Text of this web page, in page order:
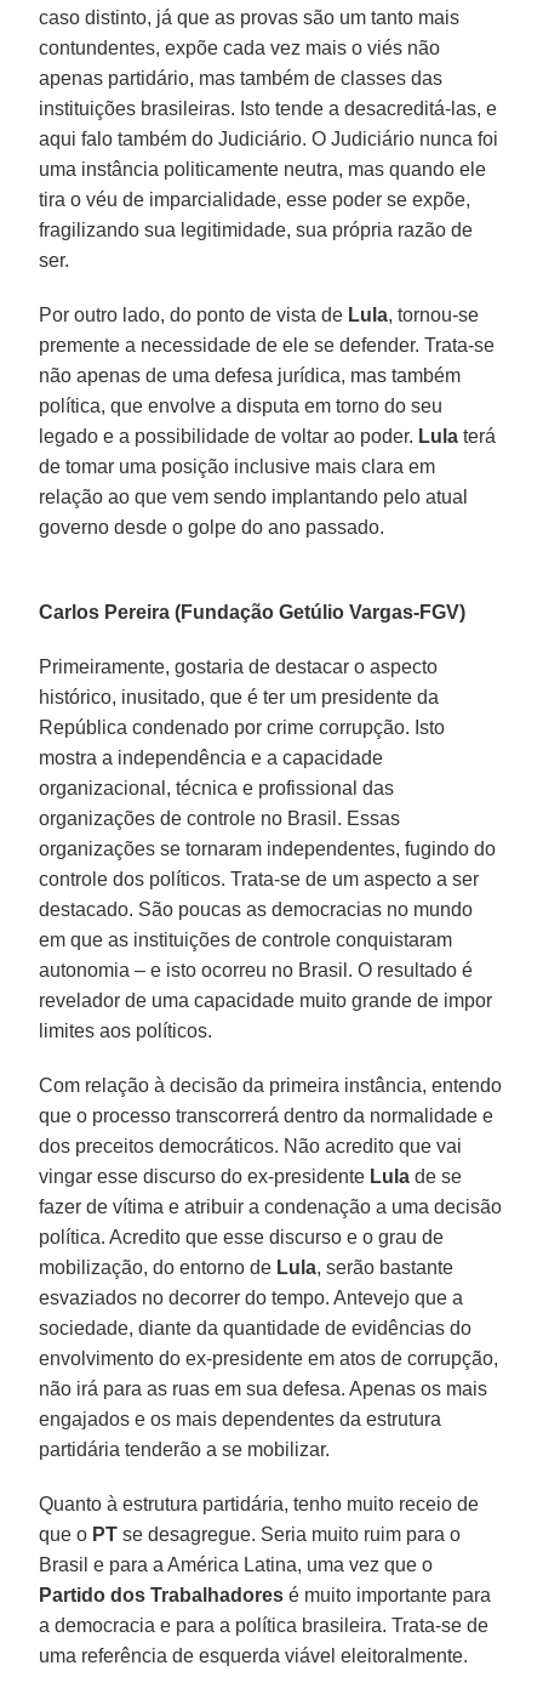
caso distinto, já que as provas são um tanto mais
contundentes, expõe cada vez mais o viés não
apenas partidário, mas também de classes das
instituições brasileiras. Isto tende a desacreditá-las, e
aqui falo também do Judiciário. O Judiciário nunca foi
uma instância politicamente neutra, mas quando ele
tira o véu de imparcialidade, esse poder se expõe,
fragilizando sua legitimidade, sua própria razão de
ser.
Por outro lado, do ponto de vista de Lula, tornou-se
premente a necessidade de ele se defender. Trata-se
não apenas de uma defesa jurídica, mas também
política, que envolve a disputa em torno do seu
legado e a possibilidade de voltar ao poder. Lula terá
de tomar uma posição inclusive mais clara em
relação ao que vem sendo implantando pelo atual
governo desde o golpe do ano passado.
Carlos Pereira (Fundação Getúlio Vargas-FGV)
Primeiramente, gostaria de destacar o aspecto
histórico, inusitado, que é ter um presidente da
República condenado por crime corrupção. Isto
mostra a independência e a capacidade
organizacional, técnica e profissional das
organizações de controle no Brasil. Essas
organizações se tornaram independentes, fugindo do
controle dos políticos. Trata-se de um aspecto a ser
destacado. São poucas as democracias no mundo
em que as instituições de controle conquistaram
autonomia – e isto ocorreu no Brasil. O resultado é
revelador de uma capacidade muito grande de impor
limites aos políticos.
Com relação à decisão da primeira instância, entendo
que o processo transcorrerá dentro da normalidade e
dos preceitos democráticos. Não acredito que vai
vingar esse discurso do ex-presidente Lula de se
fazer de vítima e atribuir a condenação a uma decisão
política. Acredito que esse discurso e o grau de
mobilização, do entorno de Lula, serão bastante
esvaziados no decorrer do tempo. Antevejo que a
sociedade, diante da quantidade de evidências do
envolvimento do ex-presidente em atos de corrupção,
não irá para as ruas em sua defesa. Apenas os mais
engajados e os mais dependentes da estrutura
partidária tenderão a se mobilizar.
Quanto à estrutura partidária, tenho muito receio de
que o PT se desagregue. Seria muito ruim para o
Brasil e para a América Latina, uma vez que o
Partido dos Trabalhadores é muito importante para
a democracia e para a política brasileira. Trata-se de
uma referência de esquerda viável eleitoralmente.